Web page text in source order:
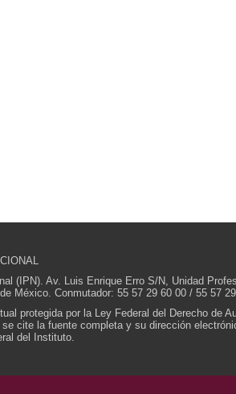
(IPN). Av. Luis Enrique Erro S/N, Unidad
México. Conmutador: 55 57 29 60 00 / 55 57 29
protegida por la Ley Federal del Derecho de
cite la fuente completa y su dirección
del Instituto.